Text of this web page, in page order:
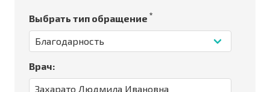
Выбрать тип обращение *
Врач: